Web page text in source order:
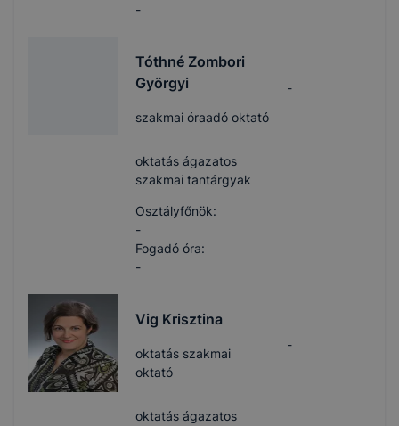
-
Tóthné Zombori
Györgyi
szakmai óraadó oktató
oktatás ágazatos
szakmai tantárgyak
-
Osztályfőnök:
-
Fogadó óra:
-
Vig Krisztina
oktatás szakmai
oktató
oktatás ágazatos
-